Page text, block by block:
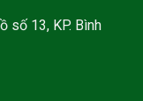
số 13, KP. Bình